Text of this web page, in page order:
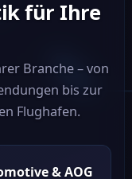
für Ihre
Branche – von
bis zur
Flughafen.
& AOG